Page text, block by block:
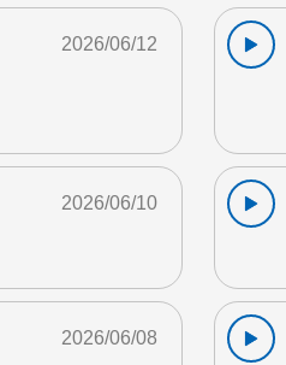
2026/06/12
2026/06/10
2026/06/08